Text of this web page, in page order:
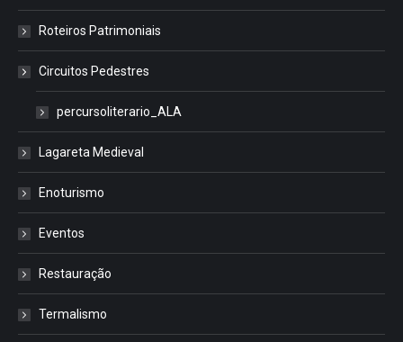
Roteiros Patrimoniais
Circuitos Pedestres
percursoliterario_ALA
Lagareta Medieval
Enoturismo
Eventos
Restauração
Termalismo